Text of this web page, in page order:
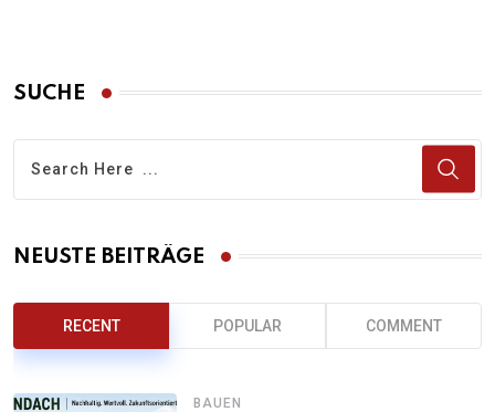
SUCHE
NEUSTE BEITRÄGE
RECENT POPULAR COMMENT
BAUEN